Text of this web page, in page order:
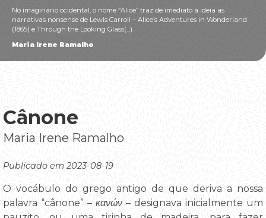
No imaginário ocidental, o nome “Alice” traz de imediato à ideia as
narrativas nonsense de Lewis Carroll – Alice’s Adventures in Wonderland
(1865) e Through the Looking Glass(...)
Maria Irene Ramalho
Cânone
Maria Irene Ramalho
Publicado em 2023-08-19
O vocábulo do grego antigo de que deriva a nossa
palavra “cânone” – κανών – designava inicialmente um